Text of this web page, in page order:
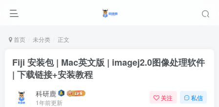
首页 未分类 正文
Fiji 安装包 | Mac英文版 | imagej2.0图像处理软件
| 下载链接+安装教程
科研鹿
1年前更新
关注 私信